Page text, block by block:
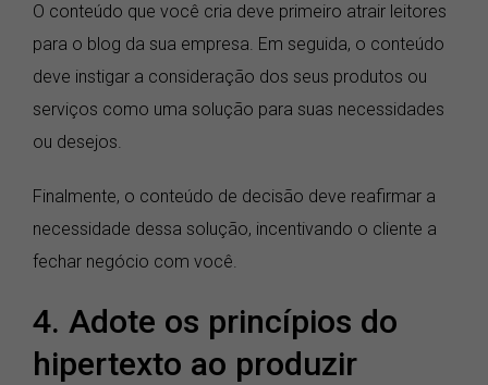
O conteúdo que você cria deve primeiro atrair leitores
para o blog da sua empresa. Em seguida, o conteúdo
deve instigar a consideração dos seus produtos ou
serviços como uma solução para suas necessidades
ou desejos.
Finalmente, o conteúdo de decisão deve reafirmar a
necessidade dessa solução, incentivando o cliente a
fechar negócio com você.
4. Adote os princípios do
hipertexto ao produzir